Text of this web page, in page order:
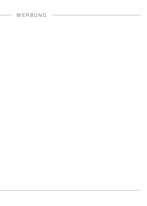
WERBUNG